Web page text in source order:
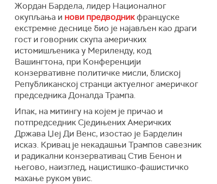
Жордан Бардела, лидер Националног
окупљања и нови предводникфранцуске
екстремне деснице био је најављен као драги
гост и говорник скупа америчких
истомишљеника у Мериленду, код
Вашингтона, при Конференцији
конзервативне политичке мисли, блиској
Републиканској странци актуелног америчког
председника Доналда Трампа.
Ипак, на митингу на којем је причао и
потпредседник Сједињених Америчких
Држава Џеј Ди Венс, изостао је Барделин
исказ. Кривац је некадашњи Трампов савезник
и радикални конзервативац Стив Бенон и
његово, наизглед, нацистишко-фашистичко
махање руком увис.